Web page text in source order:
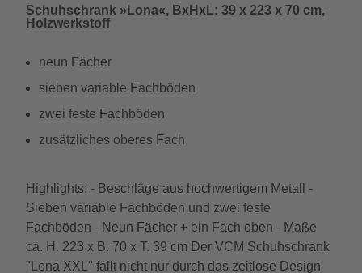
Schuhschrank »Lona«, BxHxL: 39 x 223 x 70 cm,
Holzwerkstoff
neun Fächer
sieben variable Fachböden
zwei feste Fachböden
zusätzliches oberes Fach
Highlights: - Beschläge aus hochwertigem Metall -
Sieben variable Fachböden und zwei feste
Fachböden - Neun Fächer + ein Fach oben - Maße
ca. H. 223 x B. 70 x T. 39 cm Der VCM Schuhschrank
"Lona XXL" fällt nicht nur durch das zeitlose Design